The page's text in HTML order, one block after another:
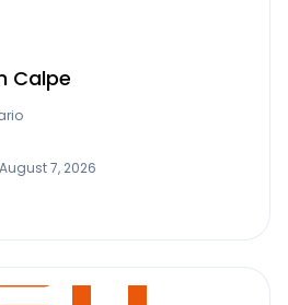
Calpe
7, 2026